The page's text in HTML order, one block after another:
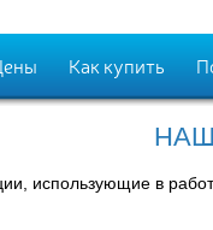
Как купить
использующие в